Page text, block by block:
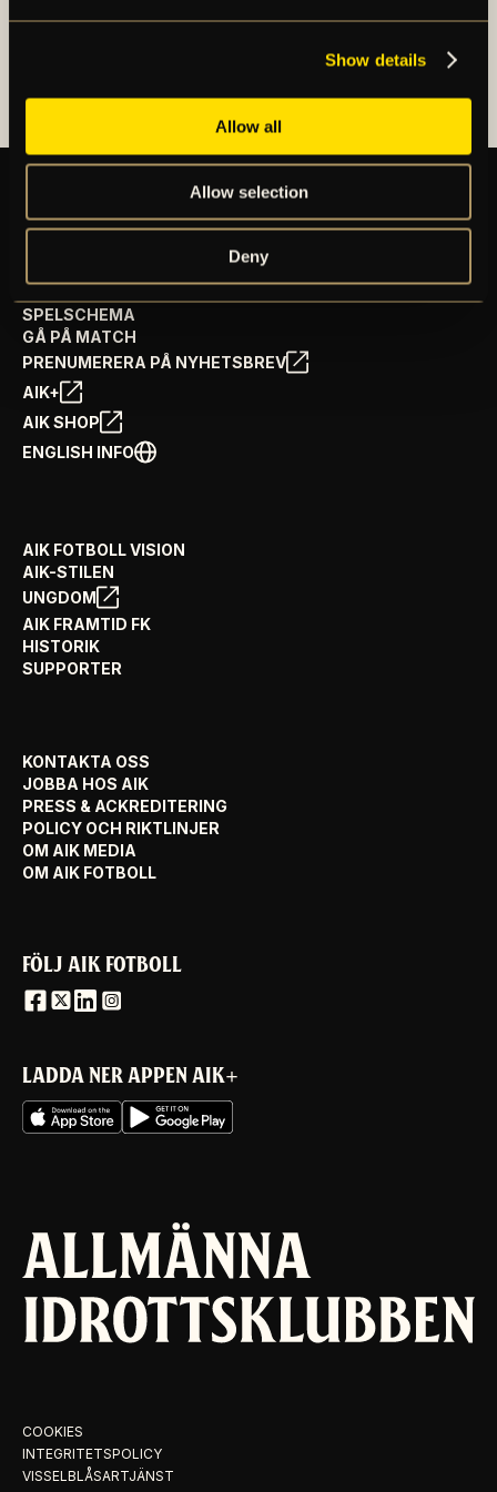
Show details
Allow all
Allow selection
Deny
OM AIK FOTBOLL AB
SPELSCHEMA
GÅ PÅ MATCH
PRENUMERERA PÅ NYHETSBREV
AIK+
AIK SHOP
ENGLISH INFO
AIK FOTBOLL VISION
AIK-STILEN
UNGDOM
AIK FRAMTID FK
HISTORIK
SUPPORTER
KONTAKTA OSS
JOBBA HOS AIK
PRESS & ACKREDITERING
POLICY OCH RIKTLINJER
OM AIK MEDIA
OM AIK FOTBOLL
FÖLJ AIK FOTBOLL
LADDA NER APPEN AIK+
COOKIES
INTEGRITETSPOLICY
VISSELBLÅSARTJÄNST